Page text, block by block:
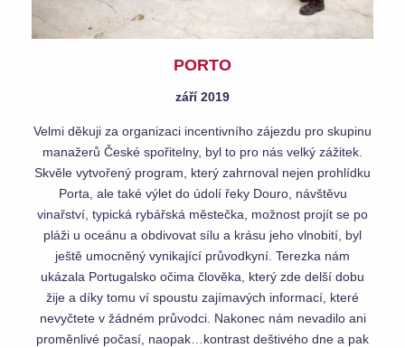
PORTO
září 2019
Velmi děkuji za organizaci incentivního zájezdu pro skupinu
manažerů České spořitelny, byl to pro nás velký zážitek.
Skvěle vytvořený program, který zahrnoval nejen prohlídku
Porta, ale také výlet do údolí řeky Douro, návštěvu
vinařství, typická rybářská městečka, možnost projít se po
pláži u oceánu a obdivovat sílu a krásu jeho vlnobití, byl
ještě umocněný vynikající průvodkyní. Terezka nám
ukázala Portugalsko očima člověka, který zde delší dobu
žije a díky tomu ví spoustu zajímavých informací, které
nevyčtete v žádném průvodci. Nakonec nám nevadilo ani
proměnlivé počasí, naopak…kontrast deštivého dne a pak